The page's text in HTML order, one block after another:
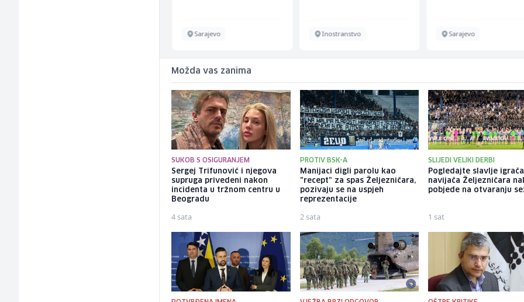
Sarajevo Inostranstvo Sarajevo
Možda vas zanima
SUKOB S OSIGURANJEM
Sergej Trifunović i njegova
supruga privedeni nakon
incidenta u tržnom centru u
Beogradu
4 sata
PROTIV BSK-A
Manijaci digli parolu kao
"recept" za spas Željezničara,
pozivaju se na uspjeh
reprezentacije
2 sata
SLIJEDI VELIKI DERBI
Pogledajte slavlje
navijača Željezničara
pobjede na otvaranju
1 sat